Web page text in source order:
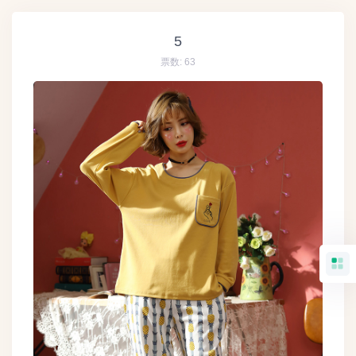
5
票数: 63